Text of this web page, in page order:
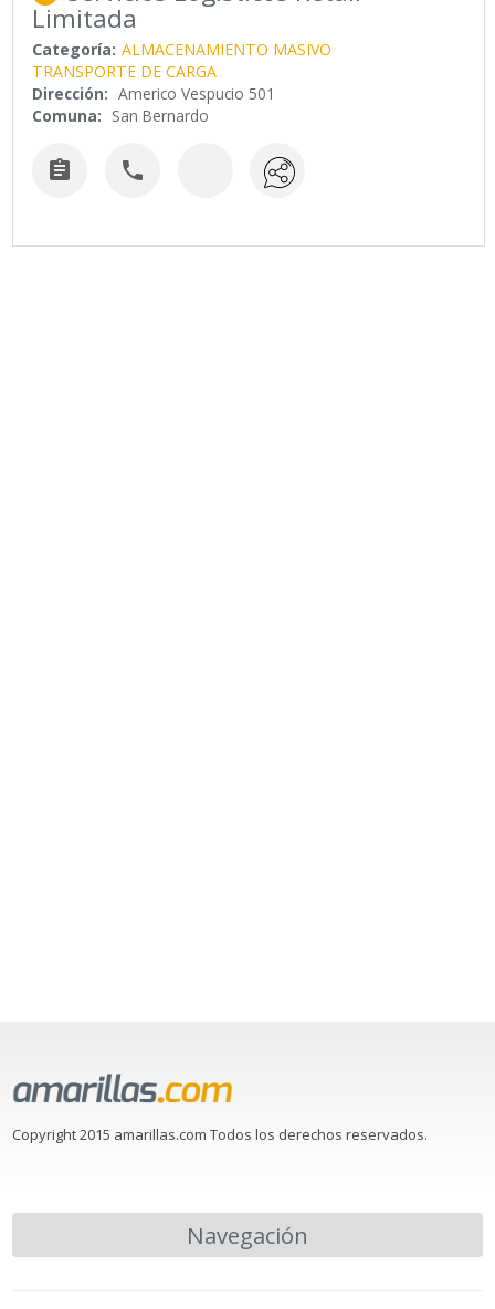
Limitada
Categoría: ALMACENAMIENTO MASIVO
TRANSPORTE DE CARGA
Dirección: Americo Vespucio 501
Comuna: San Bernardo
 
Copyright 2015 amarillas.com Todos los derechos reservados.
Navegación